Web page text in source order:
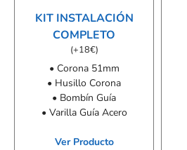
KIT INSTALACIÓN
COMPLETO
(+18€)
• Corona 51mm
• Husillo Corona
• Bombín Guía
• Varilla Guía Acero
Ver Producto